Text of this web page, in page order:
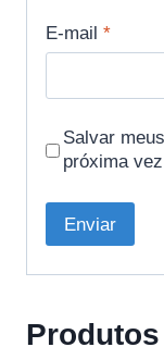
E-mail *
Salvar
próxima